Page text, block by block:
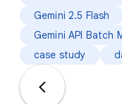
Gemini 2.5 Flash
Gemini API Batch
case study